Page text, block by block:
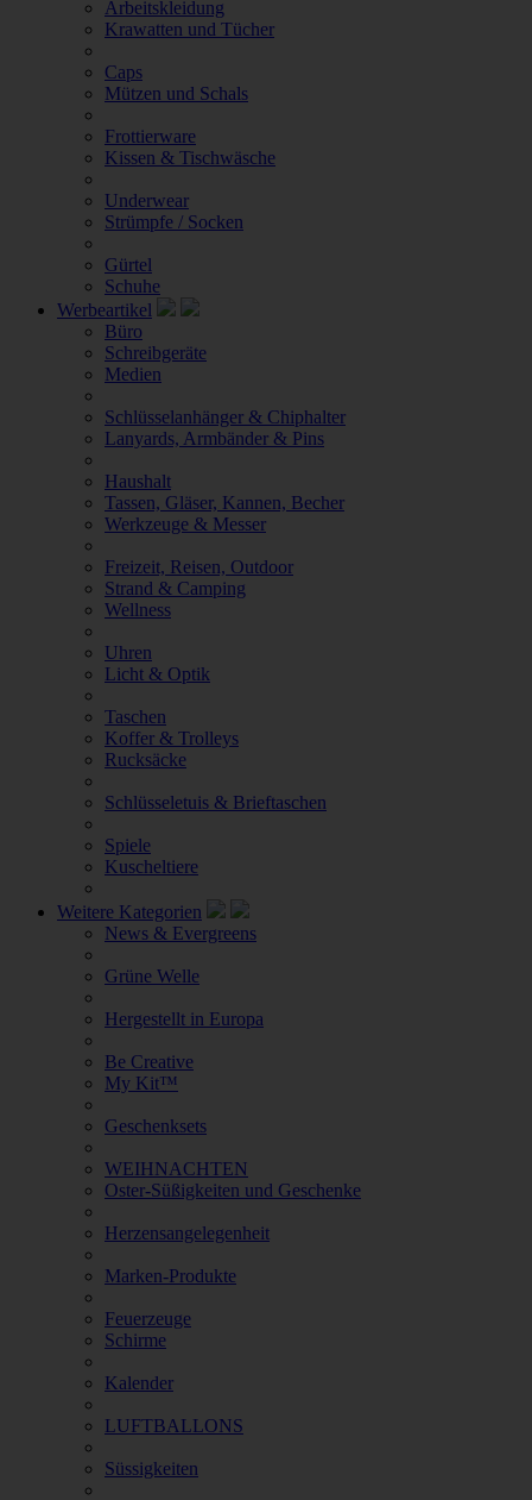
Arbeitskleidung
Krawatten und Tücher
Caps
Mützen und Schals
Frottierware
Kissen & Tischwäsche
Underwear
Strümpfe / Socken
Gürtel
Schuhe
Werbeartikel
Büro
Schreibgeräte
Medien
Schlüsselanhänger & Chiphalter
Lanyards, Armbänder & Pins
Haushalt
Tassen, Gläser, Kannen, Becher
Werkzeuge & Messer
Freizeit, Reisen, Outdoor
Strand & Camping
Wellness
Uhren
Licht & Optik
Taschen
Koffer & Trolleys
Rucksäcke
Schlüsseletuis & Brieftaschen
Spiele
Kuscheltiere
Weitere Kategorien
News & Evergreens
Grüne Welle
Hergestellt in Europa
Be Creative
My Kit™
Geschenksets
WEIHNACHTEN
Oster-Süßigkeiten und Geschenke
Herzensangelegenheit
Marken-Produkte
Feuerzeuge
Schirme
Kalender
LUFTBALLONS
Süssigkeiten